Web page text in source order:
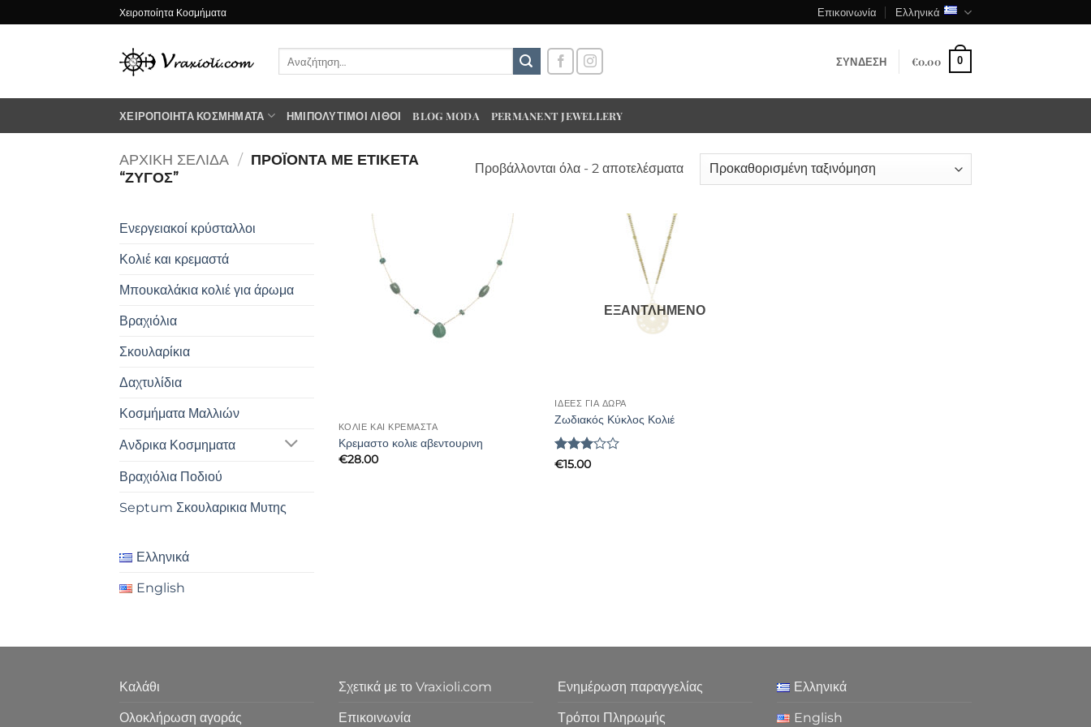
στο
Χειροποίητα Κοσμήματα Επικοινωνία Ελληνικά
ΣΎΝΔΕΣΗ €0.00 0
ΧΕΙΡΟΠΟΊΗΤΑ ΚΟΣΜΉΜΑΤΑ ΗΜΙΠΟΛΎΤΙΜΟΙ ΛΊΘΟΙ BLOG MODA PERMANENT JEWELLERY
ΑΡΧΙΚΉ ΣΕΛΊΔΑ / ΠΡΟΪΌΝΤΑ ΜΕ ΕΤΙΚΈΤΑ
“ΖΥΓΟΣ”
Προβάλλονται όλα - 2 αποτελέσματα
Ενεργειακοί κρύσταλλοι
Κολιέ και κρεμαστά
Μπουκαλάκια κολιέ για άρωμα
Βραχιόλια
Σκουλαρίκια
Δαχτυλίδια
Κοσμήματα Μαλλιών
Ανδρικα Κοσμηματα
Βραχιόλια Ποδιού
Septum Σκουλαρικια Μυτης
Ελληνικά
English
ΚΟΛΙΈ ΚΑΙ ΚΡΕΜΑΣΤΆ
Κρεμαστο κολιε αβεντουρινη
€28.00
ΕΞΑΝΤΛΗΜΈΝΟ
ΙΔΈΕΣ ΓΙΑ ΔΏΡΑ
Ζωδιακός Κύκλος Κολιέ
Βαθμολογήθηκε
€15.00
Καλάθι
Ολοκλήρωση αγοράς
Σχετικά με το Vraxioli.com
Επικοινωνία
Ενημέρωση παραγγελίας
Τρόποι Πληρωμής
Ελληνικά
English